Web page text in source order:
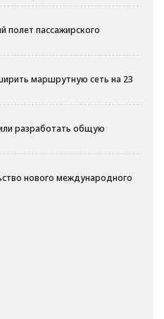
полет пассажирского
маршрутную сеть на 23
разработать общую
нового международного